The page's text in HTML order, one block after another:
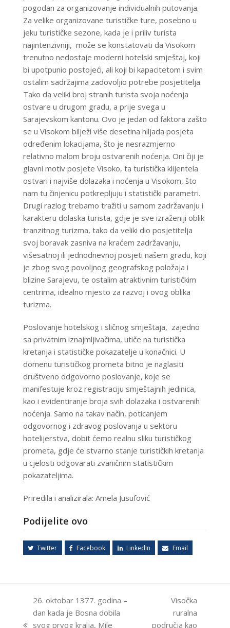
pogodan za organizovanje individualnih putovanja.
Za velike organizovane turističke ture, posebno u
jeku turističke sezone, kada je i priliv turista
najintenzivniji, može se konstatovati da Visokom
trenutno nedostaje moderni hotelski smještaj, koji
bi upotpunio postojeći, ali koji bi kapacitetom i svim
ostalim sadržajima zadovoljio potrebe posjetitelja.
Tako da veliki broj stranih turista svoja noćenja
ostvare u drugom gradu, a prije svega u
Sarajevskom kantonu. Ovo je jedan od faktora zašto
se u Visokom bilježi više desetina hiljada posjeta
određenim lokacijama, što je nesrazmjerno
relativno malom broju ostvarenih noćenja. Oni čiji je
glavni motiv posjete Visoko, ta turistička klijentela
ostvari i najviše dolazaka i noćenja u Visokom, što
nam tu činjenicu potkrepljuju i statistički parametri.
Drugi razlog trebamo tražiti u samom zadržavanju i
karakteru dolaska turista, gdje je sve izraženiji oblik
tranzitnog turizma, tako da veliki dio posjetitelja
svoj boravak zasniva na kraćem zadržavanju,
višesatnoj ili jednodnevnoj posjeti našem gradu, koji
je zbog svog povoljnog geografskog položaja i
blizine Sarajevu, te ostalim atraktivnim turističkim
centrima, idealno mjesto za razvoj i ovog oblika
turizma.
Poslovanje hotelskog i sličnog smještaja, zajedno
sa privatnim iznajmljivačima, utiče na turistička
kretanja i statističke pokazatelje u konačnici. U
domenu turističkog prometa bitno je naglasiti
društveno odgovorno poslovanje, koje se
manifestuje kroz registraciju smještajnih jedinica,
kao i evidentiranje broja svih dolazaka i ostvarenih
noćenja. Samo na takav način, poticanjem
odgovornog i zdravog poslovanja u sektoru
hotelijerstva, dobit ćemo realnu sliku turističkog
prometa, gdje će stvarno stanje turističkih kretanja
u cjelosti odgovarati zvaničnim statističkim
pokazateljima.
Priredila i analizirala: Amela Jusufović
Podijelite ovo
Twitter Facebook LinkedIn Email
26. oktobar 1377. godina –
dan kada je Bosna dobila
svog prvog kralja, Mile
Visočka
ruralna
područja kao